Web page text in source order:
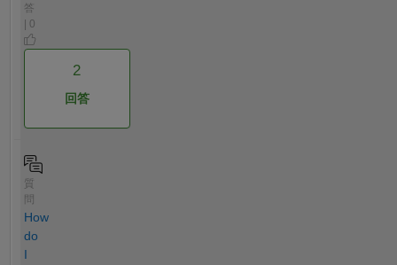
答
| 0
2
回答
質
How
do
I